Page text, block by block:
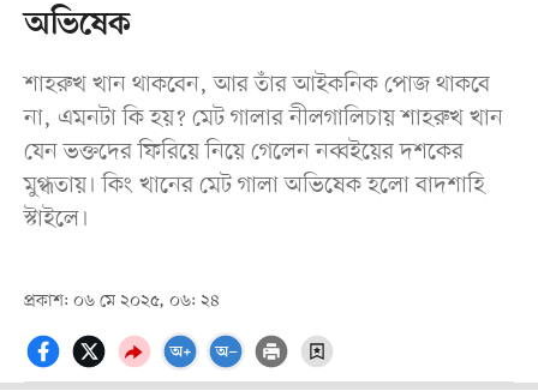
অভিষেক
শাহরুখ খান থাকবেন, আর তাঁর আইকনিক পোজ থাকবে
না, এমনটা কি হয়? মেট গালার নীলগালিচায় শাহরুখ খান
যেন ভক্তদের ফিরিয়ে নিয়ে গেলেন নব্বইয়ের দশকের
মুগ্ধতায়। কিং খানের মেট গালা অভিষেক হলো বাদশাহি
স্টাইলে।
প্রকাশ: ০৬ মে ২০২৫, ০৬: ২৪